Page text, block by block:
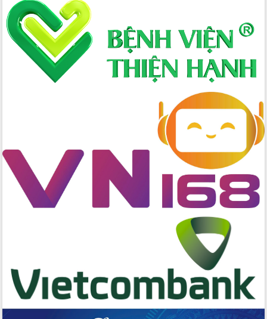
quan trọng
Thống nhất danh sách giới thiệu ứng
cử đại biểu Quốc hội khoá XVI và đại
biểu HĐND tỉnh Đắk Lắk, nhiệm kỳ
2026-2031
Phát động hai phong trào thi đua quan
Phó Thủ tướng Hồ Quốc Dũng đánh giá
cao kết quả Chiến dịch Quang Trung
tại Đắk Lắk
Hội nghị Ban Chấp hành Đảng bộ tỉnh
Đắk Lắk lần thứ 2 (mở rộng)
toàn bộ nhà ở cho hộ dân đúng tiến độ
đề ra
UBND tỉnh Đắk Lắk tổng kết công tác
quốc phòng, quân sự địa phương năm